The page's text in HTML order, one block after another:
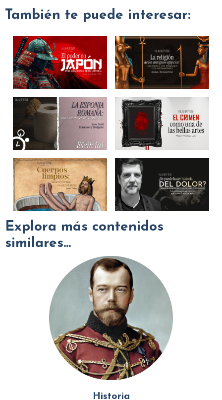
También te puede interesar:
Explora más contenidos
similares...
Historia